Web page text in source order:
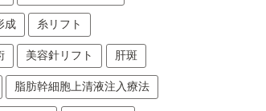
成 糸リフト
美容針リフト 肝斑
脂肪幹細胞上清液注入療法